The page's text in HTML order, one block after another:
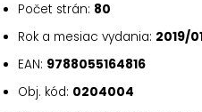
Počet strán: 80
Rok a mesiac vydania: 2019/
EAN: 9788055164816
Obj. kód: 0204004